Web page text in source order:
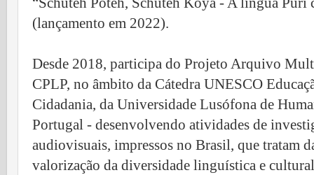
(lançamento em 2022).
Desde 2018, participa do Projeto Arquivo
CPLP, no âmbito da Cátedra UNESCO
Cidadania, da Universidade Lusófona de
Portugal - desenvolvendo atividades de
audiovisuais, impressos no Brasil, que tratam
valorização da diversidade linguística e